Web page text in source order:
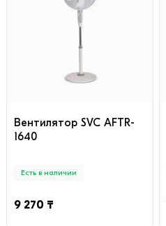
Вентилятор SVC AFTR-
1640
Есть в наличии
9 270 ₸